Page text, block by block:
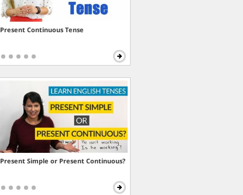
Present Continuous Tense
Present Simple or Present Continuous?